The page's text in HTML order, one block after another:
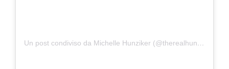
Un post condiviso da Michelle Hunziker (@therealhunzigram)